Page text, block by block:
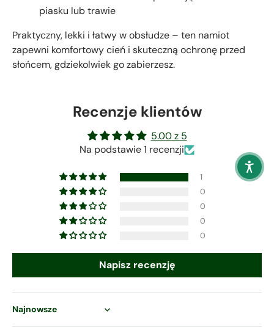
piasku lub trawie
Praktyczny, lekki i łatwy w obsłudze – ten namiot
zapewni komfortowy cień i skuteczną ochronę przed
słońcem, gdziekolwiek go zabierzesz.
Recenzje klientów
5.00 z 5
Na podstawie 1 recenzji
1
0
0
0
0
Napisz recenzję
Sort by